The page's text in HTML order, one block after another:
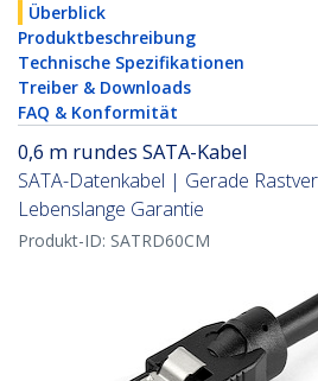
Überblick
Produktbeschreibung
Technische Spezifikationen
Treiber & Downloads
FAQ & Konformität
0,6 m rundes SATA-Kabel
SATA-Datenkabel | Gerade
Lebenslange Garantie
Produkt-ID: SATRD60CM